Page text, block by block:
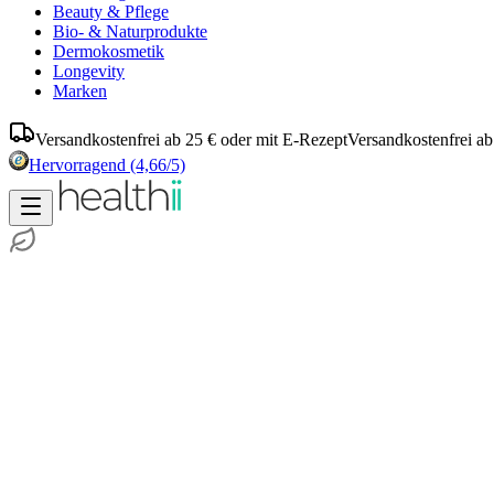
Beauty & Pflege
Bio- & Naturprodukte
Dermokosmetik
Longevity
Marken
Versandkostenfrei ab 25 € oder mit E-RezeptVersandkostenfrei
Hervorragend (4,66/5)